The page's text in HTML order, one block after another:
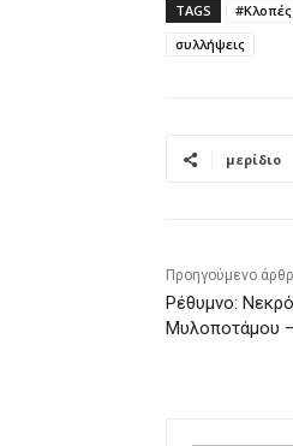
TAGS #Κλοπές
συλλήψεις
μερίδιο
Προηγούμενο
Ρέθυμνο:
Μυλοποτάμου –